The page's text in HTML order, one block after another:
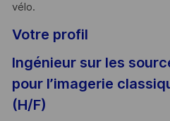
vélo.
Votre profil
Ingénieur sur les
pour l’imagerie
(H/F)